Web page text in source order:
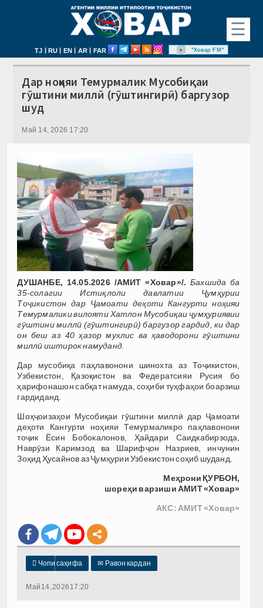
☰
TJ | RU | EN | AR | FAR "Ховар FM"
Дар ноҳияи Темурмалик Мусобиқаи
гӯштини миллӣ (гӯштингирӣ) баргузор
шуд
Май 14, 2026 17:20
ДУШАНБЕ, 14.05.2026 /АМИТ «Ховар»/. Бахшида ба
35-солагии Истиқлоли давлатии Ҷумҳурии
Тоҷикистон дар Ҷамоати деҳоти Кангурти ноҳияи
Темурмалики вилояти Хатлон Мусобиқаи ҷумҳуриявии
гӯштини миллӣ (гӯштингирӣ) баргузор гардид, ки дар
он беш аз 40 ҳазор мухлис ва ҳаводорони гӯштини
миллӣ иштирок намуданд.
Дар мусобиқа паҳлавонони шинохта аз Тоҷикистон,
Узбекистон, Қазоқистон ва Федератсияи Русия бо
ҳарифонашон сабқат намуда, соҳиби туҳфаҳои боарзиш
гардиданд.
Шоҳҷоизаҳои Мусобиқаи гӯштини миллӣ дар Ҷамоати
деҳоти Кангурти ноҳияи Темурмаликро паҳлавонони
тоҷик Ёсин Бобокалонов, Ҳайдари Саидкабирзода,
Наврӯзи Каримзод ва Шарифҷон Назриев, инчунин
Зоҳид Ҳусайнов аз Ҷумҳурии Узбекистон соҳиб шуданд.
Меҳрони ҚУРБОН,
шореҳи варзиши АМИТ «Ховар»
АКС: АМИТ «Ховар»
 Чопи саҳифа ✉ Равон кардан
Май 14, 2026 17:20